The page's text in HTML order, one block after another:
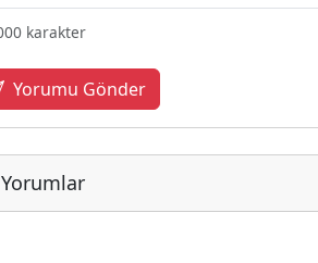
karakter
Yorumu Gönder
Yorumlar